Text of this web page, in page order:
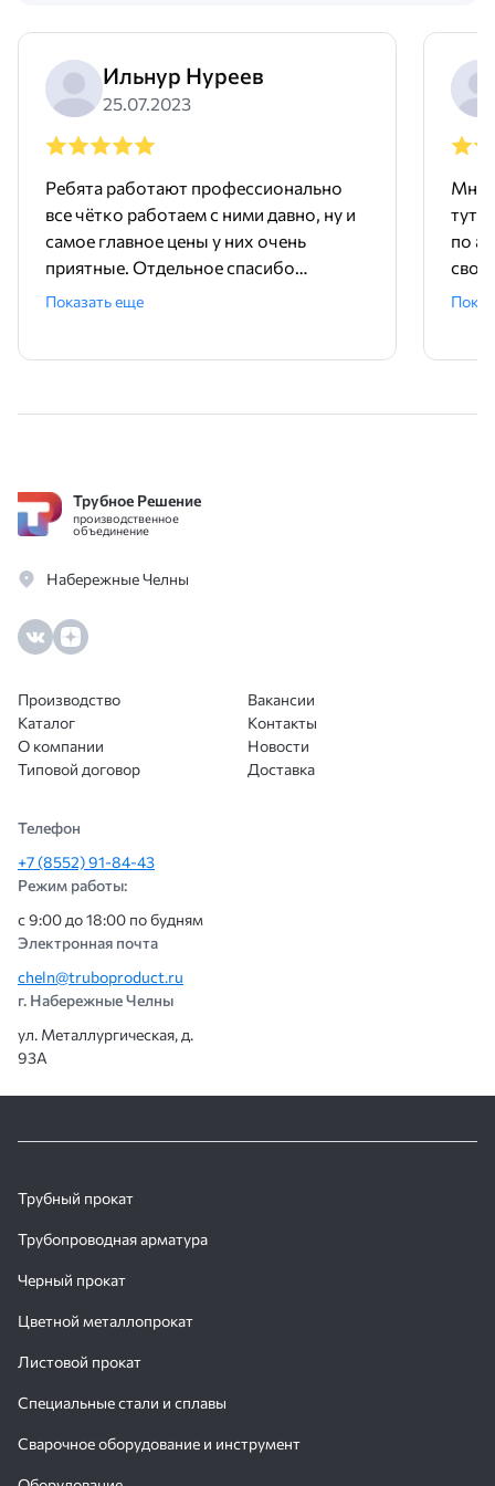
Ильнур Нуреев
25.07.2023
Ребята работают профессионально
все чётко работаем с ними давно, ну и
самое главное цены у них очень
приятные. Отдельное спасибо
менеджеру Родиону!
Показать еще
Мне
тут
по
Трубное Решение
производственное
объединение
Набережные Челны
Производство
Каталог
О компании
Типовой договор
Вакансии
Контакты
Новости
Доставка
Телефон
+7 (8552) 91-84-43
Режим работы:
с 9:00 до 18:00 по будням
Электронная почта
cheln@truboproduct.ru
г. Набережные Челны
ул. Металлургическая, д.
93А
Трубный прокат
Трубопроводная арматура
Черный прокат
Цветной металлопрокат
Листовой прокат
Специальные стали и сплавы
Сварочное оборудование и инструмент